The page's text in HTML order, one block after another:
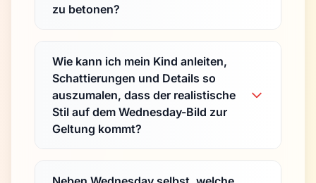
zu betonen?
Wie kann ich mein Kind anleiten,
Schattierungen und Details so
auszumalen, dass der realistische
Stil auf dem Wednesday-Bild zur
Geltung kommt?